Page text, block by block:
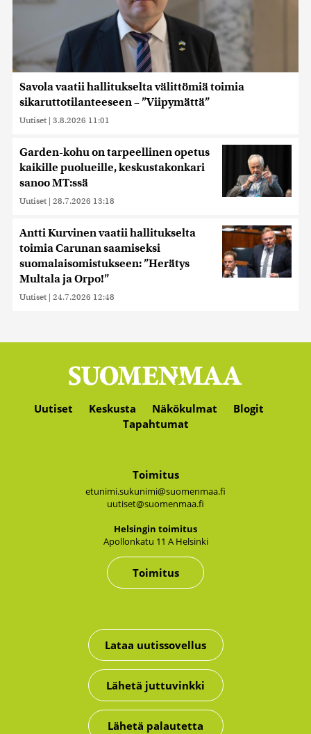
Savola vaatii hallitukselta välittömiä toimia
sikaruttotilanteeseen – ”Viipymättä”
Uutiset | 3.8.2026 11:01
Garden-kohu on tarpeellinen opetus
kaikille puolueille, keskustakonkari
sanoo MT:ssä
Uutiset | 28.7.2026 13:18
Antti Kurvinen vaatii hallitukselta
toimia Carunan saamiseksi
suomalaisomistukseen: ”Herätys
Multala ja Orpo!”
Uutiset | 24.7.2026 12:48
Uutiset Keskusta Näkökulmat
Blogit
Tapahtumat
Toimitus
etunimi.sukunimi@suomenmaa.fi
uutiset@suomenmaa.fi
Hel­sin­gin toi­mi­tus
Apol­lon­ka­tu 11 A Hel­sin­ki
Toimitus
Lataa uutissovellus
Lähetä juttuvinkki
Lähetä palautetta